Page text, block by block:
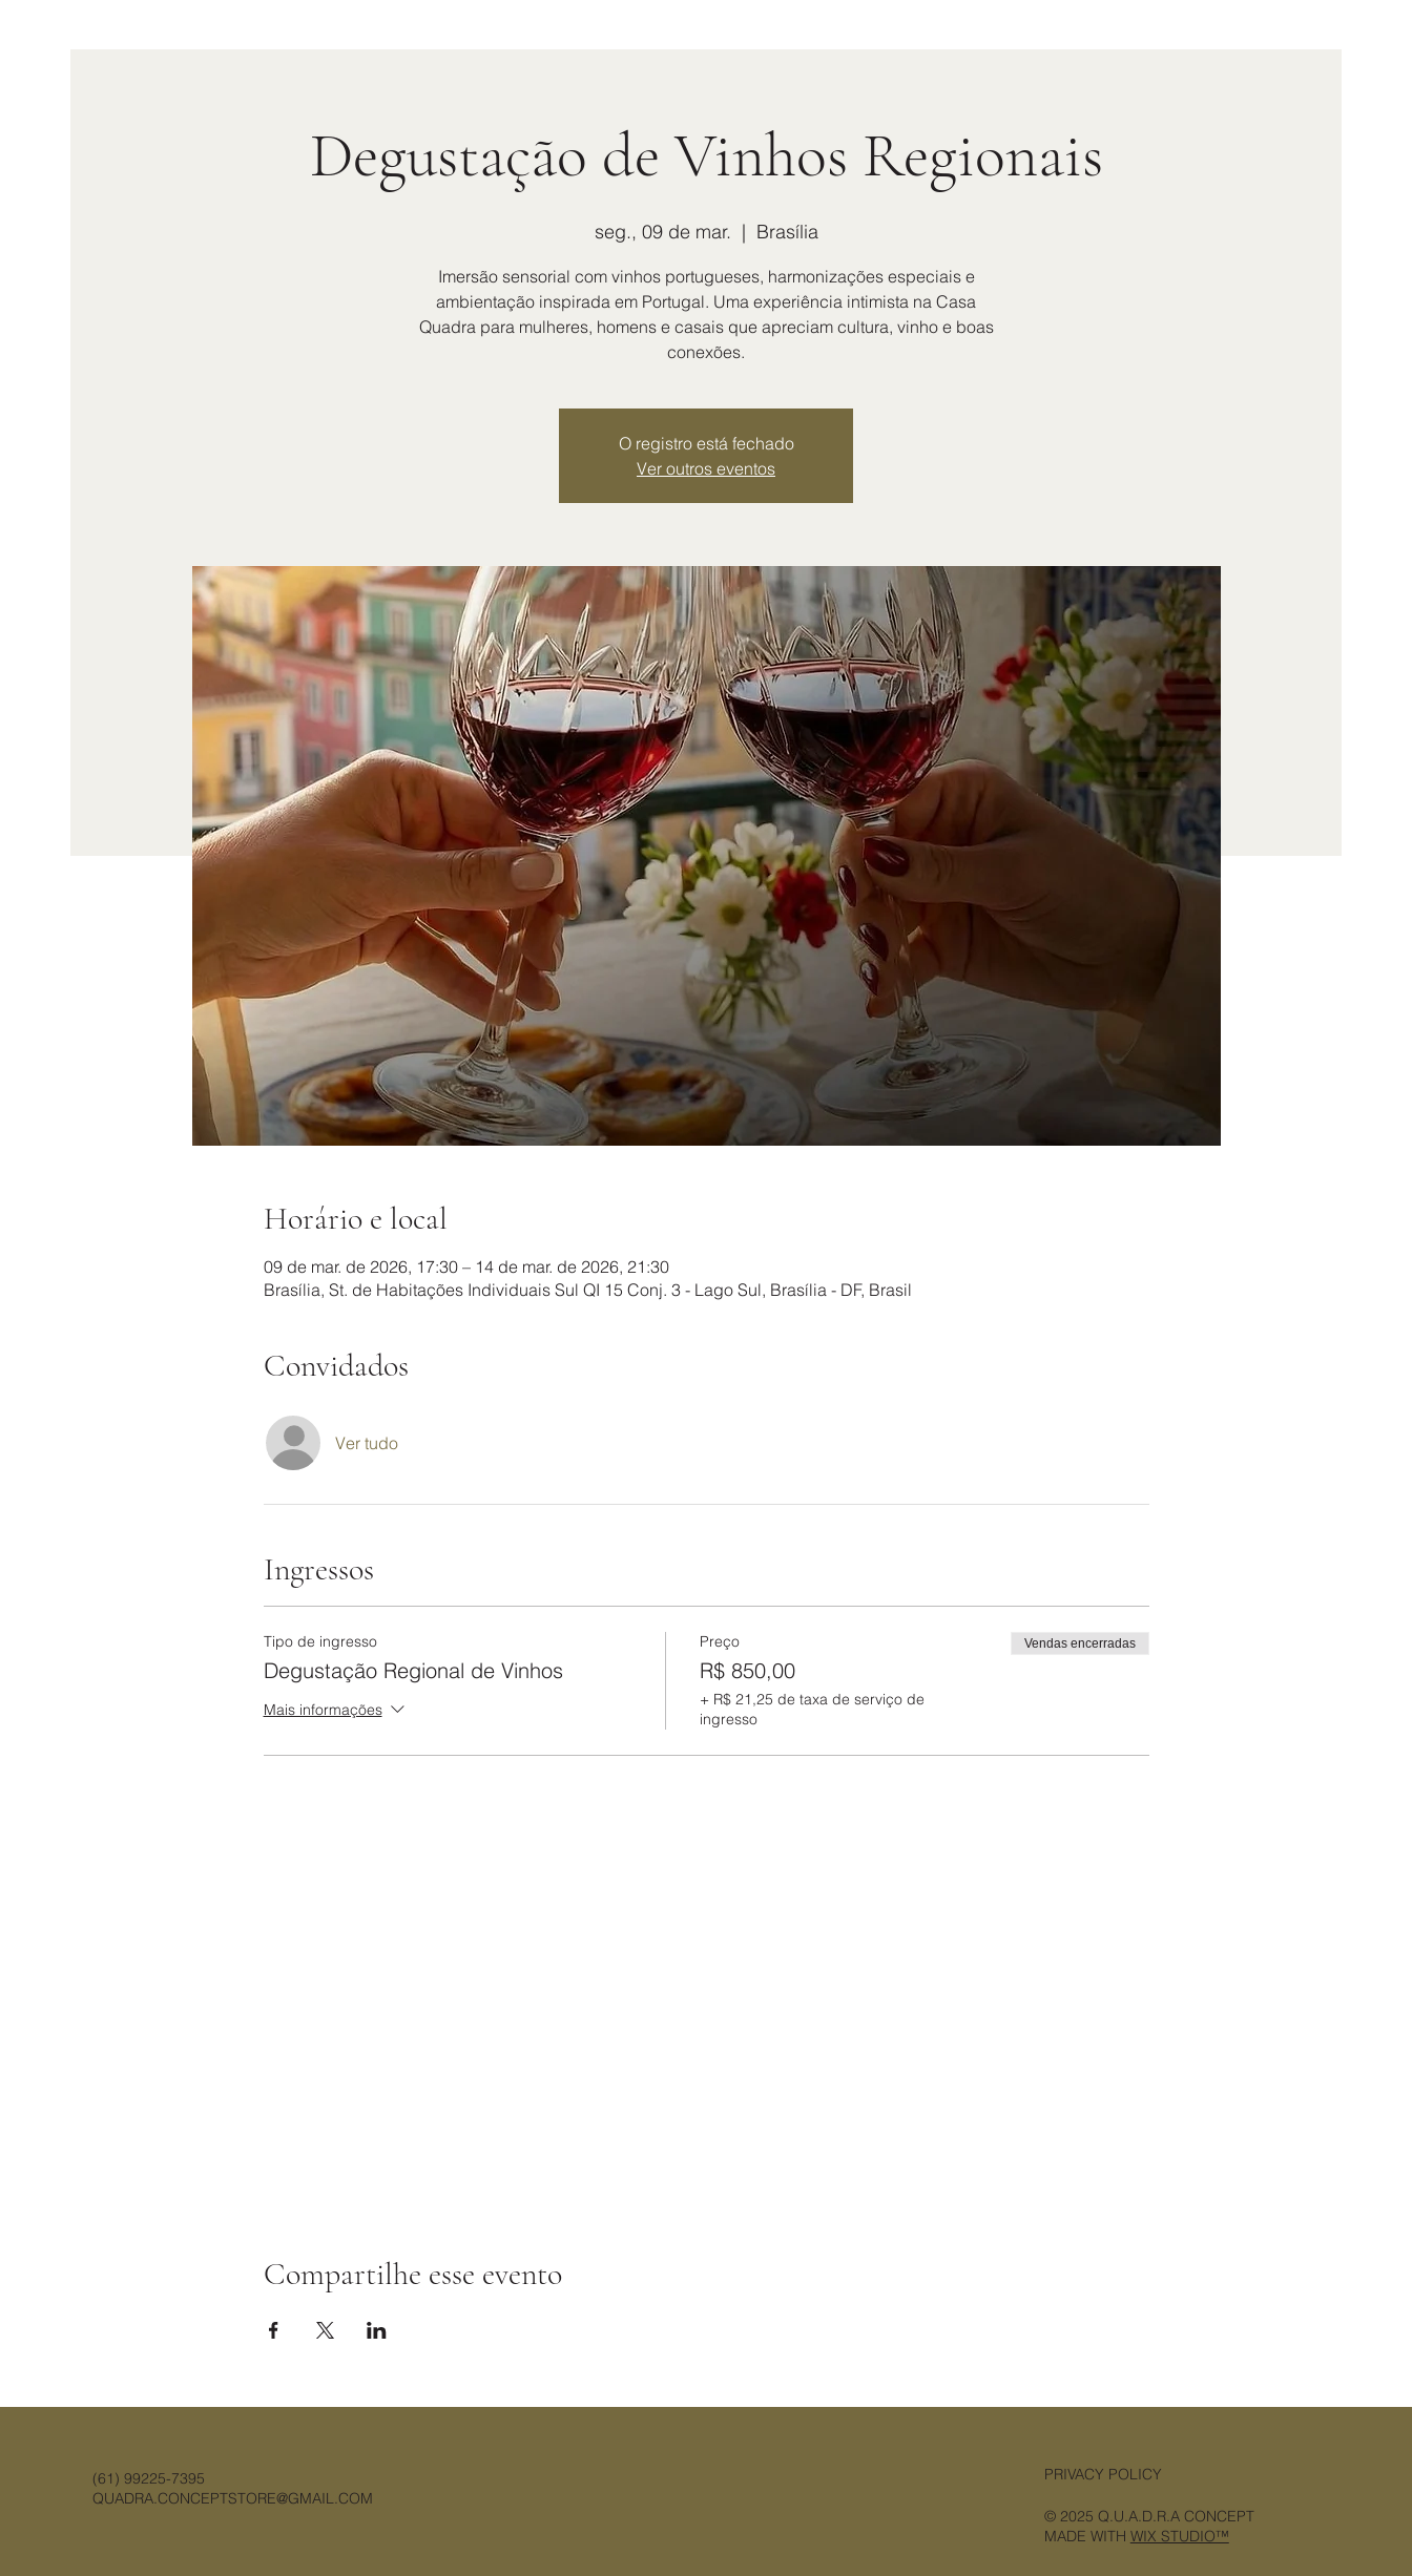
Degustação de Vinhos Regionais
seg., 09 de mar.
  |
Brasília
Imersão sensorial com vinhos portugueses, harmonizações especiais e
ambientação inspirada em Portugal. Uma experiência intimista na Casa
Quadra para mulheres, homens e casais que apreciam cultura, vinho e boas
conexões.
O registro está fechado
Ver outros eventos
Horário e local
09 de mar. de 2026, 17:30 – 14 de mar. de 2026, 21:30
Brasília, St. de Habitações Individuais Sul QI 15 Conj. 3 - Lago Sul, Brasília - DF, Brasil
Convidados
Ver tudo
Ingressos
Tipo de ingresso
Degustação Regional de Vinhos
Mais informações
Preço
R$ 850,00
+ R$ 21,25 de taxa de serviço de
ingresso
Vendas encerradas
Compartilhe esse evento
(61) 99225-7395
QUADRA.CONCEPTSTORE@GMAIL.COM
PRIVACY POLICY
© 2025 Q.U.A.D.R.A CONCEPT
MADE WITH WIX STUDIO™